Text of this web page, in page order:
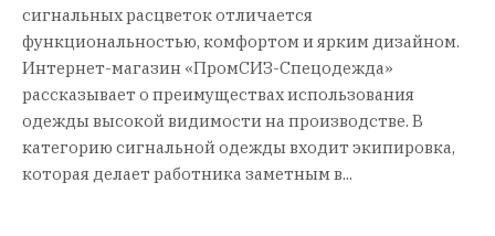
сигнальных расцветок отличается
функциональностью, комфортом и ярким дизайном.
Интернет-магазин «ПромСИЗ-Спецодежда»
рассказывает о преимуществах использования
одежды высокой видимости на производстве. В
категорию сигнальной одежды входит экипировка,
которая делает работника заметным в...